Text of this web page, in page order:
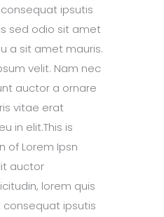
ipsutis
sed odio sit amet
a sit amet mauris.
velit. Nam nec
auctor a ornare
vitae erat
in elit.This is
of Lorem Ipsn
auctor
lorem quis
ipsutis